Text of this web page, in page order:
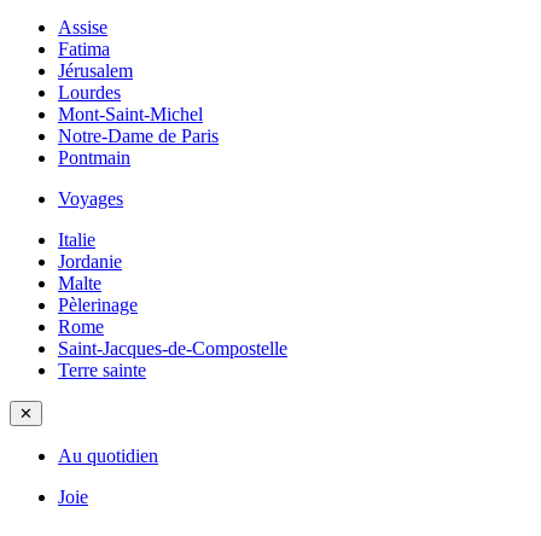
Assise
Fatima
Jérusalem
Lourdes
Mont-Saint-Michel
Notre-Dame de Paris
Pontmain
Voyages
Italie
Jordanie
Malte
Pèlerinage
Rome
Saint-Jacques-de-Compostelle
Terre sainte
✕
Au quotidien
Joie